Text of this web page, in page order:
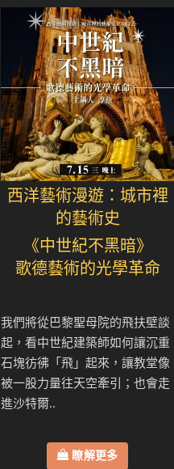
西洋藝術漫遊：城市裡
的藝術史
《中世紀不黑暗》
歌德藝術的光學革命
我們將從巴黎聖母院的飛扶壁談
起，看中世紀建築師如何讓沉重
石塊彷彿「飛」起來，讓教堂像
被一股力量往天空牽引；也會走
進沙特爾..
瞭解更多